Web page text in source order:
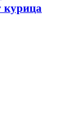
курица